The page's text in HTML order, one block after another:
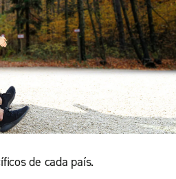
de cada país.